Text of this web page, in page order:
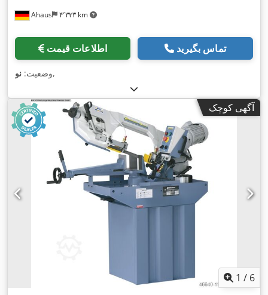
Ahaus ۴٬۳۲۳ km
اطلاعات قیمت تماس بگیرید
وضعیت: نو ,
آگهی کوچک
1 / 6